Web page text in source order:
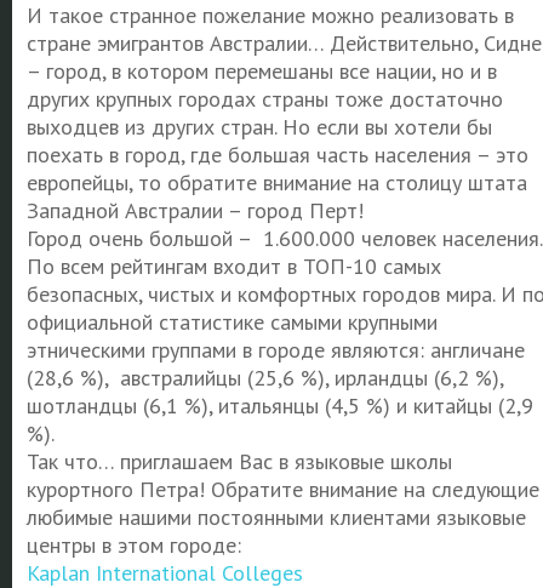
И такое странное пожелание можно реализовать в
стране эмигрантов Австралии… Действительно,
– город, в котором перемешаны все нации, но и в
других крупных городах страны тоже достаточно
выходцев из других стран. Но если вы хотели бы
поехать в город, где большая часть населения – это
европейцы, то обратите внимание на столицу штата
Западной Австралии – город Перт!
Город очень большой – 1.600.000 человек населения.
По всем рейтингам входит в ТОП-10 самых
безопасных, чистых и комфортных городов мира. И
официальной статистике самыми крупными
этническими группами в городе являются: англичане
(28,6 %), австралийцы (25,6 %), ирландцы (6,2 %),
шотландцы (6,1 %), итальянцы (4,5 %) и китайцы (2,9
%).
Так что… приглашаем Вас в языковые школы
курортного Петра! Обратите внимание на следующие
любимые нашими постоянными клиентами языковые
центры в этом городе:
Kaplan International Colleges